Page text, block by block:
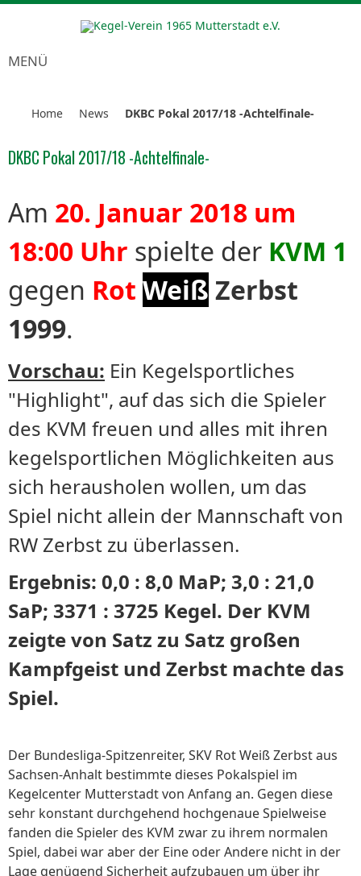
MENÜ
Home News DKBC Pokal 2017/18 -Achtelfinale-
DKBC Pokal 2017/18 -Achtelfinale-
Am 20. Januar 2018 um
18:00 Uhr spielte der KVM 1
gegen Rot Weiß Zerbst
1999.
Vorschau: Ein Kegelsportliches
"Highlight", auf das sich die Spieler
des KVM freuen und alles mit ihren
kegelsportlichen Möglichkeiten aus
sich herausholen wollen, um das
Spiel nicht allein der Mannschaft von
RW Zerbst zu überlassen.
Ergebnis: 0,0 : 8,0 MaP; 3,0 : 21,0
SaP; 3371 : 3725 Kegel. Der KVM
zeigte von Satz zu Satz großen
Kampfgeist und Zerbst machte das
Spiel.
Der Bundesliga-Spitzenreiter, SKV Rot Weiß Zerbstaus
Sachsen-Anhalt bestimmte dieses Pokalspiel im
Kegelcenter Mutterstadt von Anfang an. Gegen diese
sehr konstant durchgehend hochgenaue Spielweise
fanden die Spieler des KVM zwar zu ihrem normalen
Spiel, dabei war aber der Eine oder Andere nicht in der
Lage genügend Sicherheit aufzubauen um über ihr